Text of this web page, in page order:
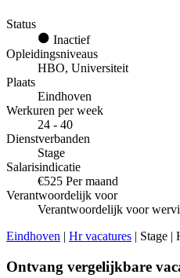
Status
Inactief
Opleidingsniveaus
HBO, Universiteit
Plaats
Eindhoven
Werkuren per week
24 - 40
Dienstverbanden
Stage
Salarisindicatie
€525 Per maand
Verantwoordelijk voor
Verantwoordelijk voor
Eindhoven | Hr vacatures | Stage |
Ontvang vergelijkbare